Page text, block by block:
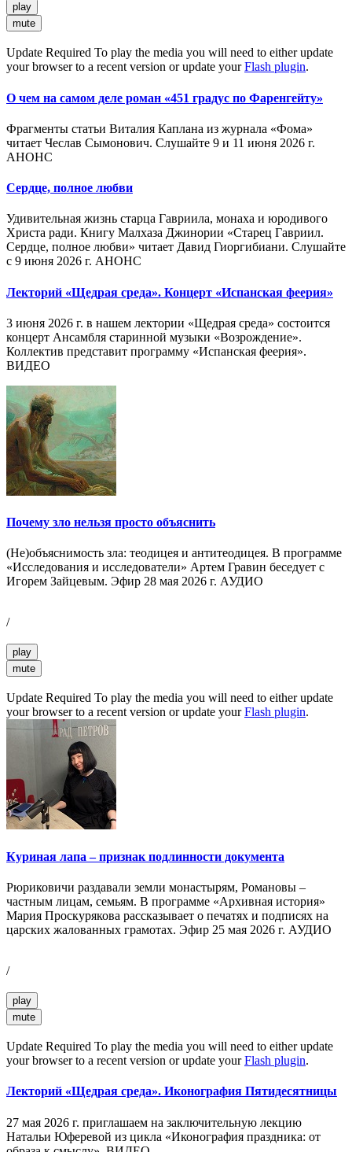
play
mute
Update Required To play the media you will need to either update
your browser to a recent version or update yourFlash plugin.
О чем на самом деле роман «451 градус по Фаренгейту»
Фрагменты статьи Виталия Каплана из журнала «Фома»
читает Чеслав Сымонович. Слушайте 9 и 11 июня 2026 г.
АНОНС
Сердце, полное любви
Удивительная жизнь старца Гавриила, монаха и юродивого
Христа ради. Книгу Малхаза Джинории «Старец Гавриил.
Сердце, полное любви» читает Давид Гиоргибиани. Слушайте
с 9 июня 2026 г. АНОНС
Лекторий «Щедрая среда». Концерт «Испанская феерия»
3 июня 2026 г. в нашем лектории «Щедрая среда» состоится
концерт Ансамбля старинной музыки «Возрождение».
Коллектив представит программу «Испанская феерия».
ВИДЕО
Почему зло нельзя просто объяснить
(Не)объяснимость зла: теодицея и антитеодицея. В программе
«Исследования и исследователи» Артем Гравин беседует с
Игорем Зайцевым. Эфир 28 мая 2026 г. АУДИО
/
play
mute
Update Required To play the media you will need to either update
your browser to a recent version or update yourFlash plugin.
Куриная лапа – признак подлинности документа
Рюриковичи раздавали земли монастырям, Романовы –
частным лицам, семьям. В программе «Архивная история»
Мария Проскурякова рассказывает о печатях и подписях на
царских жалованных грамотах. Эфир 25 мая 2026 г. АУДИО
/
play
mute
Update Required To play the media you will need to either update
your browser to a recent version or update yourFlash plugin.
Лекторий «Щедрая среда». Иконография Пятидесятницы
27 мая 2026 г. приглашаем на заключительную лекцию
Натальи Юферевой из цикла «Иконография праздника: от